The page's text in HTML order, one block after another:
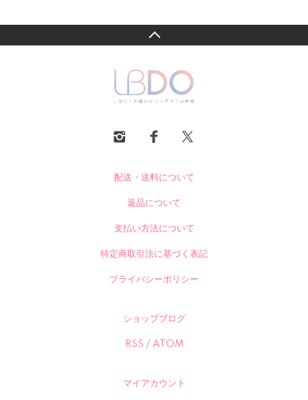
配送・送料について
返品について
支払い方法について
特定商取引法に基づく表記
プライバシーポリシー
ショップブログ
RSS / ATOM
マイアカウント